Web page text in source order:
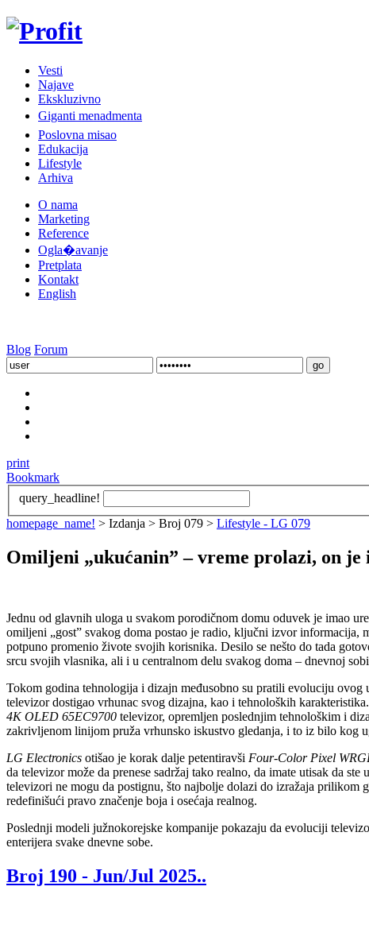
Vesti
Najave
Ekskluzivno
Giganti menadmenta
Poslovna misao
Edukacija
Lifestyle
Arhiva
O nama
Marketing
Reference
Ogla�avanje
Pretplata
Kontakt
English
Blog Forum
print
Bookmark
query_headline!
homepage_name! > Izdanja > Broj 079 > Lifestyle - LG 079
Omiljeni „ukućanin” – vreme prolazi, on je
Jednu od glavnih uloga u svakom porodičnom domu oduvek je imao
omiljeni „gost” svakog doma postao je radio, ključni izvor informacija,
potpuno promenio živote svojih korisnika. Desilo se nešto do tada
srcu svojih vlasnika, ali i u centralnom delu svakog doma – dnevnoj
Tokom godina tehnologija i dizajn međusobno su pratili evoluciju
televizor dostigao vrhunac svog dizajna, kao i tehnoloških
4K OLED 65EC9700 televizor, opremljen poslednjim tehnološkim i
zakrivljenom linijom pruža vrhunsko iskustvo gledanja, i to iz bilo kog
LG Electronics otišao je korak dalje petentiravši Four-Color Pixel
da televizor može da prenese sadržaj tako realno, da imate utisak da ste
televizori ne mogu da postignu, što najbolje dolazi do izražaja prilikom
redefinišući pravo značenje boja i osećaja realnog.
Poslednji modeli južnokorejske kompanije pokazaju da evoluciji
enterijera svake dnevne sobe.
Broj 190 - Jun/Jul 2025..